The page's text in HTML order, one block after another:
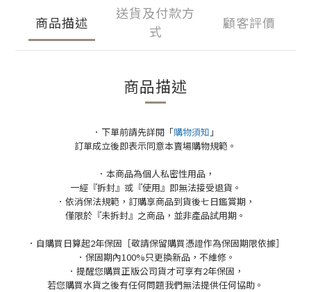
商品描述
送貨及付款方
式
顧客評價
商品描述
．下單前請先詳閱「購物須知 」
訂單成立後即表示同意本賣場購物規範。
．本商品為個人私密性用品，
一經『拆封』或『使用』即無法接受退貨。
．依消保法規範，訂購享商品到貨後七日鑑賞期，
僅限於『未拆封』之商品，並非產品試用期。
．自購買日算起2年保固［敬請保留購買憑證作為保固期限依據］
．保固期內100%只更換新品，不維修。
．提醒您購買正版公司貨才可享有2年保固，
若您購買水貨之後有任何問題我們無法提供任何協助。